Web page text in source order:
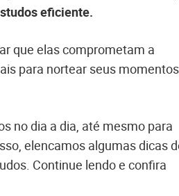
eficiente.
que elas comprometam a
para nortear seus momentos
no dia a dia, até mesmo para
elencamos algumas dicas
Continue lendo e confira